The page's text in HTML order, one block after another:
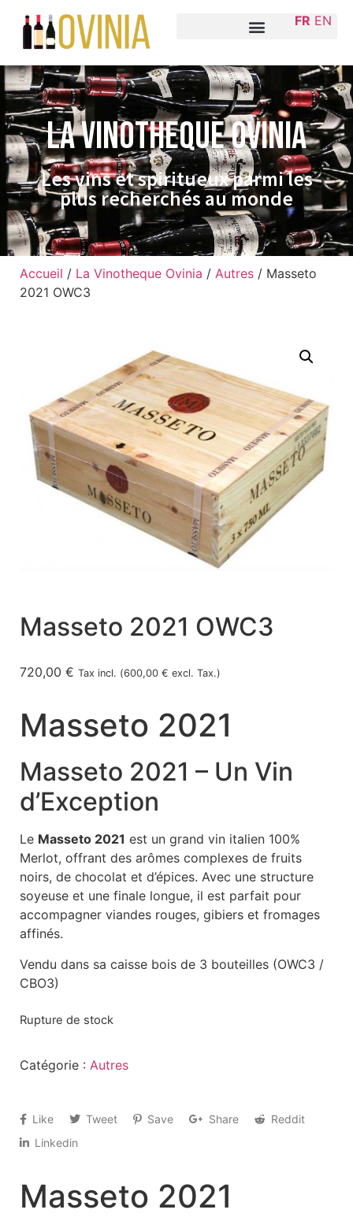
FR EN
La VINOTHEQUE Ovinia
Les vins et spiritueux parmi les
plus recherchés au monde
Accueil / La Vinotheque Ovinia / Autres / Masseto
2021 OWC3
Masseto 2021 OWC3
720,00 € Tax incl. (600,00 € excl. Tax.)
Masseto 2021
Masseto 2021 – Un Vin
d’Exception
Le Masseto 2021 est un grand vin italien 100%
Merlot, offrant des arômes complexes de fruits
noirs, de chocolat et d’épices. Avec une structure
soyeuse et une finale longue, il est parfait pour
accompagner viandes rouges, gibiers et fromages
affinés.
Vendu dans sa caisse bois de 3 bouteilles (OWC3 /
CBO3)
Rupture de stock
Catégorie : Autres
Like Tweet Save Share
Reddit
Linkedin
Masseto 2021